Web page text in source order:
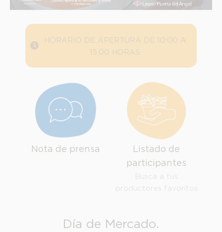
HORARIO DE APERTURA DE 10:00 A
15:00 HORAS.
Nota de prensa
Listado de
participantes
Día de Mercado.